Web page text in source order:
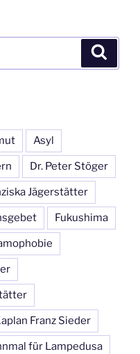
Asyl
Dr. Peter Stöger
Jägerstätter
Fukushima
Franz Sieder
für Lampedusa